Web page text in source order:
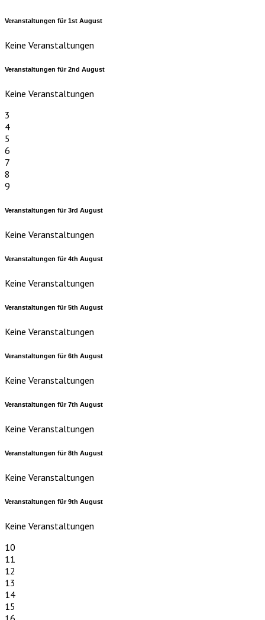
Veranstaltungen für1st August
Keine Veranstaltungen
Veranstaltungen für2nd August
Keine Veranstaltungen
3
4
5
6
7
8
9
Veranstaltungen für3rd August
Keine Veranstaltungen
Veranstaltungen für4th August
Keine Veranstaltungen
Veranstaltungen für5th August
Keine Veranstaltungen
Veranstaltungen für6th August
Keine Veranstaltungen
Veranstaltungen für7th August
Keine Veranstaltungen
Veranstaltungen für8th August
Keine Veranstaltungen
Veranstaltungen für9th August
Keine Veranstaltungen
10
11
12
13
14
15